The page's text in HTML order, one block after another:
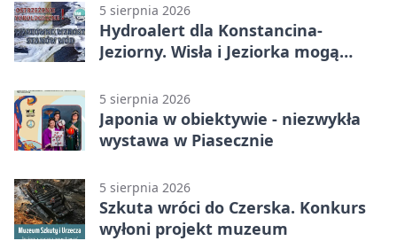
5 sierpnia 2026
Hydroalert dla Konstancina-
Jeziorny. Wisła i Jeziorka mogą
5 sierpnia 2026
Japonia w obiektywie - niezwykła
wystawa w Piasecznie
5 sierpnia 2026
Szkuta wróci do Czerska. Konkurs
wyłoni projekt muzeum